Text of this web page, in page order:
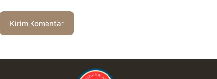
Kirim Komentar